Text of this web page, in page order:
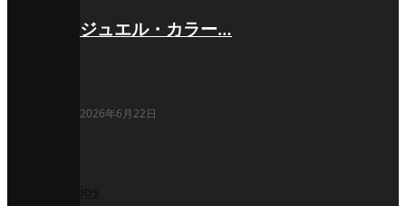
ジュエル・カラー…
2026年6月22日